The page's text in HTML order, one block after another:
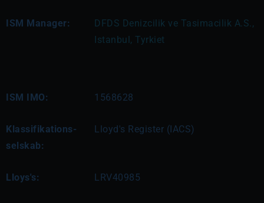
ISM Manager:
DFDS Denizcilik ve Tasimacilik A.S.,
Istanbul, Tyrkiet
ISM IMO: 1568628
Klassifikations-
selskab:
Lloyd's Register (IACS)
Lloys's: LRV40985